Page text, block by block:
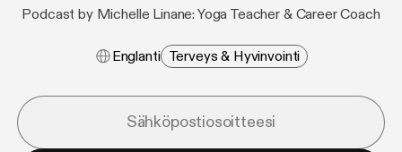
Podcast by Michelle Linane: Yoga Teacher & Career Coach
Englanti Terveys & Hyvinvointi